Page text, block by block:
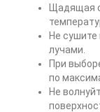
Щадящая
Не
лучами.
При
по
Не